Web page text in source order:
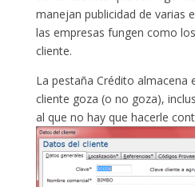
manejan publicidad de varias
las empresas fungen como
cliente.
La pestaña Crédito almacena
cliente goza (o no goza),
al que no hay que hacerle